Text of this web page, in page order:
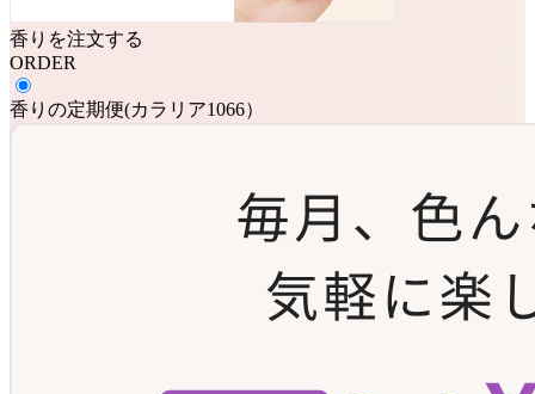
香りを注文する
ORDER
香りの定期便(カラリア1066）